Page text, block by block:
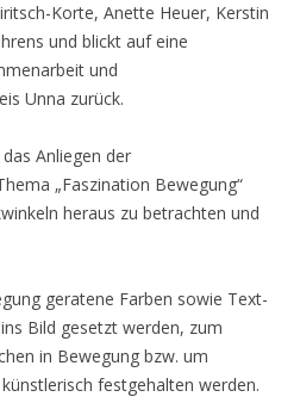
Korte, Anette Heuer, Kerstin
und blickt auf eine
und
Unna zurück.
Anliegen der
„Faszination Bewegung“
heraus zu betrachten und
geratene Farben sowie Text-
Bild gesetzt werden, zum
in Bewegung bzw. um
festgehalten werden.